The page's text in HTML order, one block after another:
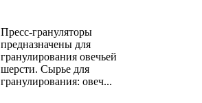
Пресс-грануляторы
предназначены для
гранулирования овечьей
шерсти. Сырье для
гранулирования: овеч...